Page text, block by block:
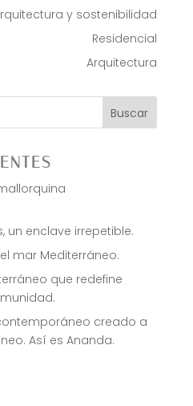
y sostenibilidad
Residencial
Arquitectura
Buscar
un enclave irrepetible.
mar Mediterráneo.
que redefine
creado a
Así es Ananda.